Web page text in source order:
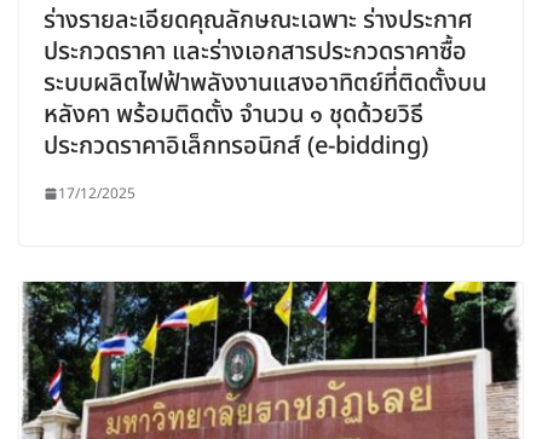
ร่างรายละเอียดคุณลักษณะเฉพาะ ร่างประกาศ
ประกวดราคา และร่างเอกสารประกวดราคาซื้อ
ระบบผลิตไฟฟ้าพลังงานแสงอาทิตย์ที่ติดตั้งบน
หลังคา พร้อมติดตั้ง จำนวน ๑ ชุดด้วยวิธี
ประกวดราคาอิเล็กทรอนิกส์ (e-bidding)
17/12/2025